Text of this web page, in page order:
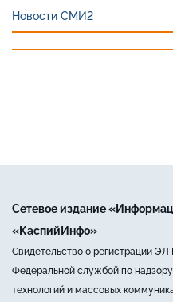
Новости СМИ2
Сетевое издание
«КаспийИнфо»
Свидетельство о регистрации
Федеральной службой по
технологий и массовых